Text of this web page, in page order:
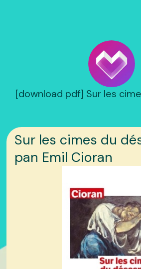
[download pdf] Sur les
Sur les cimes du
pan Emil Cioran